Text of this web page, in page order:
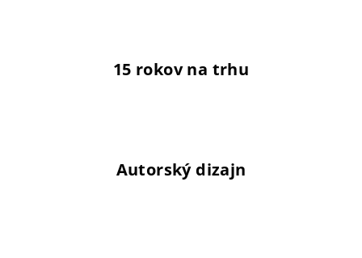
15 rokov na trhu
Autorský dizajn